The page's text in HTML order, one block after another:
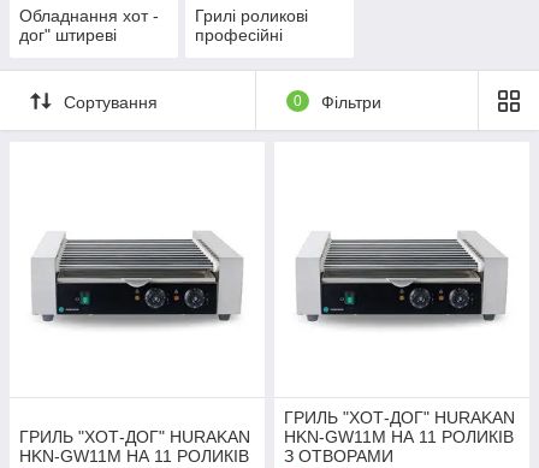
Обладнання хот -
дог" штиреві
Грилі роликові
професійні
Сортування 0 Фільтри
ГРИЛЬ "ХОТ-ДОГ" HURAKAN
HKN-GW11M НА 11 РОЛИКІВ
ГРИЛЬ "ХОТ-ДОГ" HURAKAN
HKN-GW11M НА 11 РОЛИКІВ
З ОТВОРАМИ